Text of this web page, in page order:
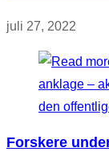
juli 27, 2022
Forskere